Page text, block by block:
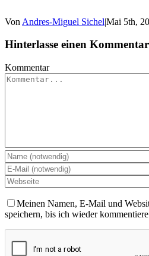
Von Andres-Miguel Sichel|Mai 5th,
Hinterlasse einen Kommentar
Kommentar
Meinen Namen, E-Mail und
speichern, bis ich wieder